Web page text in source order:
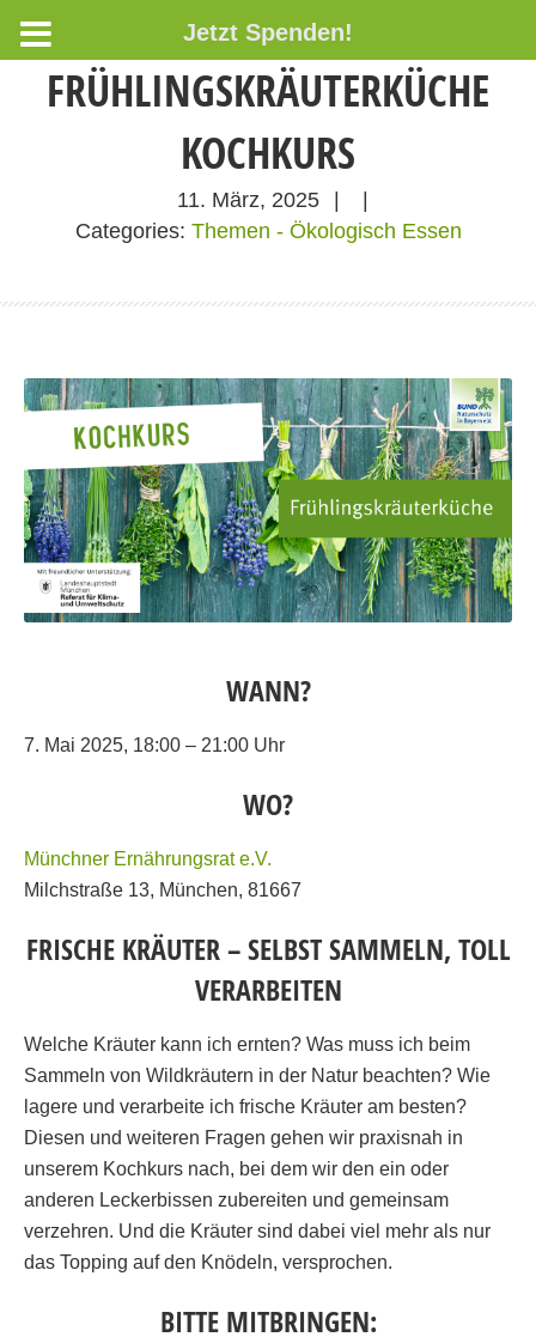
FRÜHLINGSKRÄUTERKÜCHE
KOCHKURS
11. März, 2025
Categories: Themen - Ökologisch Essen
WANN?
7. Mai 2025, 18:00 – 21:00 Uhr
WO?
Münchner Ernährungsrat e.V.
Milchstraße 13, München, 81667
FRISCHE KRÄUTER – SELBST SAMMELN, TOLL
VERARBEITEN
Welche Kräuter kann ich ernten? Was muss ich beim
Sammeln von Wildkräutern in der Natur beachten? Wie
lagere und verarbeite ich frische Kräuter am besten?
Diesen und weiteren Fragen gehen wir praxisnah in
unserem Kochkurs nach, bei dem wir den ein oder
anderen Leckerbissen zubereiten und gemeinsam
verzehren. Und die Kräuter sind dabei viel mehr als nur
das Topping auf den Knödeln, versprochen.
BITTE MITBRINGEN:
Jetzt Spenden!